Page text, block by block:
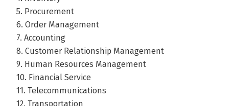
5. Procurement
6. Order Management
7. Accounting
8. Customer Relationship Management
9. Human Resources Management
10. Financial Service
11. Telecommunications
12. Transportation